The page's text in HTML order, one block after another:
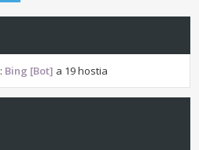
Bing [Bot] a 19 hostia